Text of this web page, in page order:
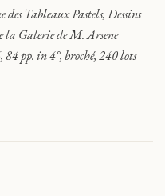
Tableaux Pastels, Dessins
la Galerie de M. Arsene
pp. in 4°, broché, 240 lots